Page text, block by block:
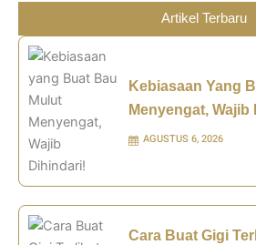
Artikel Terbaru
Kebiasaan Yang
Menyengat, Wajib
AGUSTUS 6, 2026
Cara Buat Gigi